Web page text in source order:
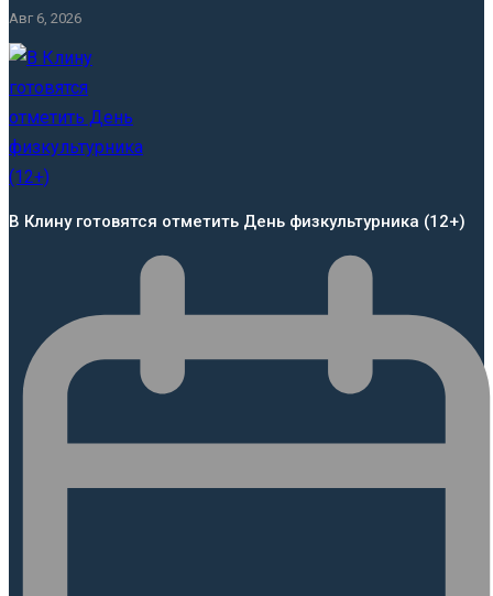
Авг 6, 2026
В Клину готовятся отметить День физкультурника (12+)